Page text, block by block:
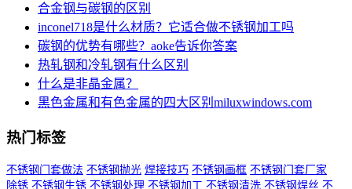
合金钢与碳钢的区别
inconel718是什么材质？它适合做不锈钢加工吗
碳钢的优势有哪些？aoke告诉你答案
热轧钢和冷轧钢有什么区别
什么是非晶金属？
黑色金属和有色金属的四大区别miluxwindows.com
热门标签
不锈钢门套做法 不锈钢抛光 焊接技巧 不锈钢画框 不锈钢门套厂家
除锈 不锈钢生锈 不锈钢处理 不锈钢加工 不锈钢清洗 不锈钢焊丝 不